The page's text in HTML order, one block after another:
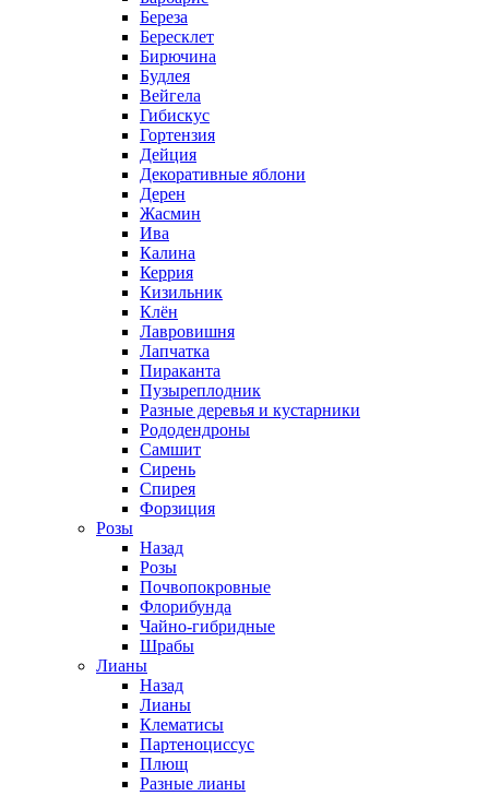
Береза
Бересклет
Бирючина
Будлея
Вейгела
Гибискус
Гортензия
Дейция
Декоративные яблони
Дерен
Жасмин
Ива
Калина
Керрия
Кизильник
Клён
Лавровишня
Лапчатка
Пираканта
Пузыреплодник
Разные деревья и кустарники
Рододендроны
Самшит
Сирень
Спирея
Форзиция
Розы
Назад
Розы
Почвопокровные
Флорибунда
Чайно-гибридные
Шрабы
Лианы
Назад
Лианы
Клематисы
Партеноциссус
Плющ
Разные лианы